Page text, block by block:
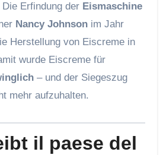
Erfindung der Eismaschine
Nancy Johnsonim Jahr
Herstellung von Eiscreme in
wurde Eiscreme für
– und der Siegeszug
mehr aufzuhalten.
il paese del